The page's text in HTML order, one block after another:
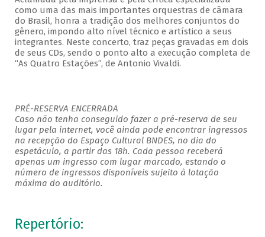
como uma das mais importantes orquestras de câmara
do Brasil, honra a tradição dos melhores conjuntos do
gênero, impondo alto nível técnico e artístico a seus
integrantes. Neste concerto, traz peças gravadas em dois
de seus CDs, sendo o ponto alto a execução completa de
“As Quatro Estações”, de Antonio Vivaldi.
PRÉ-RESERVA ENCERRADA
Caso não tenha conseguido fazer a pré-reserva de seu
lugar pela internet, você ainda pode encontrar ingressos
na recepção do Espaço Cultural BNDES, no dia do
espetáculo, a partir das 18h. Cada pessoa receberá
apenas um ingresso com lugar marcado, estando o
número de ingressos disponíveis sujeito à lotação
máxima do auditório.
Repertório: